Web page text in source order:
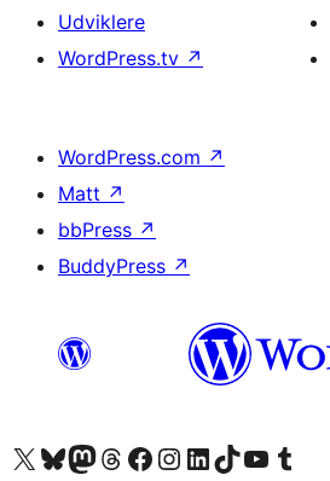
Udviklere
WordPress.tv ↗
WordPress.com ↗
Matt ↗
bbPress ↗
BuddyPress ↗
Besøg vores X (tidligere Twitter) konto
Besøg vores Bluesky-konto
Besøg vores Mastodon konto
Besøg vores Threads-konto
Besøg vores Facebook sideBesøg vores Instagram konto
Besøg vores LinkedIn konto
Besøg vores TikTok-konto
Besøg vores YouTube-kanalBesøg vores Tumblr-konto